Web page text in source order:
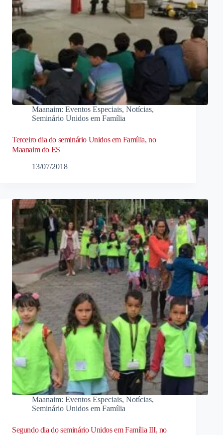
Maanaim: Eventos Especiais, Notícias,
Seminário Unidos em Família
Terceiro dia do seminário Unidos em Família, no
Maanaim do ES
13/07/2018
Maanaim: Eventos Especiais, Notícias,
Seminário Unidos em Família
Segundo dia do seminário Unidos em Família III, no